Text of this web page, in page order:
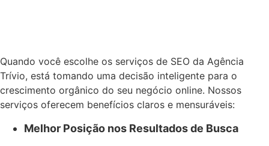
Quando você escolhe os serviços de SEO da Agência
Trívio, está tomando uma decisão inteligente para o
crescimento orgânico do seu negócio online. Nossos
serviços oferecem benefícios claros e mensuráveis:
Melhor Posição nos Resultados de Busca